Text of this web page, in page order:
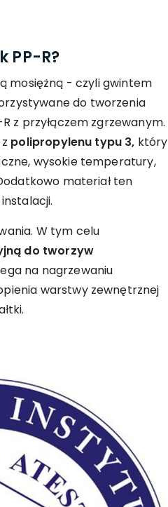
PP-R?
mosiężną - czyli gwintem
do tworzenia
z przyłączem zgrzewanym.
polipropylenu typu 3, który
wysokie temperatury,
materiał ten
W tym celu
do tworzyw
na nagrzewaniu
warstwy zewnętrznej